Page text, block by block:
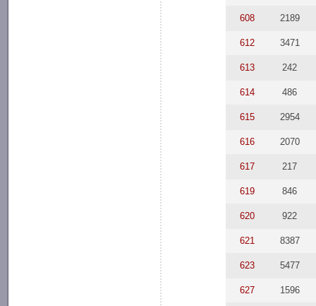
608 2189
612 3471
613 242
614 486
615 2954
616 2070
617 217
619 846
620 922
621 8387
623 5477
627 1596